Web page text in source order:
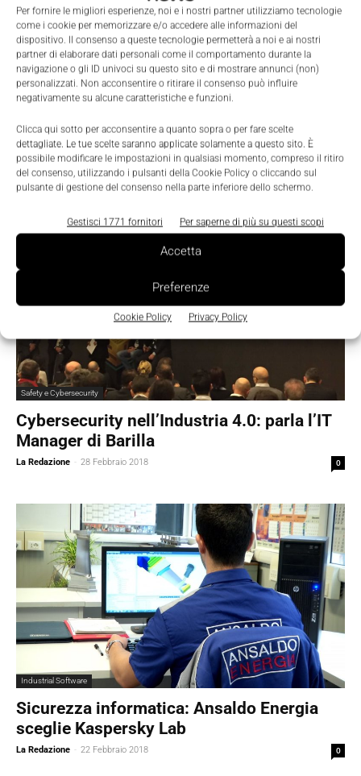
Per fornire le migliori esperienze, noi e i nostri partner utilizziamo tecnologie
come i cookie per memorizzare e/o accedere alle informazioni del
dispositivo. Il consenso a queste tecnologie permetterà a noi e ai nostri
partner di elaborare dati personali come il comportamento durante la
navigazione o gli ID univoci su questo sito e di mostrare annunci (non)
personalizzati. Non acconsentire o ritirare il consenso può influire
negativamente su alcune caratteristiche e funzioni.
Clicca qui sotto per acconsentire a quanto sopra o per fare scelte
dettagliate. Le tue scelte saranno applicate solamente a questo sito. È
possibile modificare le impostazioni in qualsiasi momento, compreso il ritiro
del consenso, utilizzando i pulsanti della Cookie Policy o cliccando sul
pulsante di gestione del consenso nella parte inferiore dello schermo.
Gestisci 1771 fornitori Per saperne di più su questi scopi
Accetta
Preferenze
Cookie Policy Privacy Policy
Scenari
Pilz Italia, 25 anni di automazione sicura
Safety e Cybersecurity
Cybersecurity nell’Industria 4.0: parla l’IT
Manager di Barilla
La Redazione - 28 Febbraio 2018 0
Industrial Software
Sicurezza informatica: Ansaldo Energia
sceglie Kaspersky Lab
La Redazione - 22 Febbraio 2018 0